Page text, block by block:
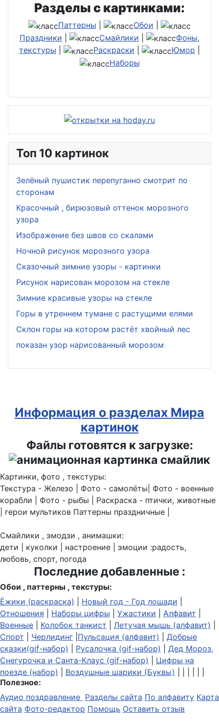
Разделы с картинками:
Паттерны Обои
Праздники
Смайлики
Фоны,
текстуры
Раскраски Юмор
Наборы
Топ 10 картинок
Зелёный пушистик перепуганно смотрит по
сторонам
Красочный , бирюзовый оттенок морозного
узора
Изображение без швов со скалами
Ночной рисунок морозного узора
Сказочный зимние узоры - картинки
Рисунок нарисован морозом на стекле
Зимние красивые узоры на стекле
Горы в утреннем тумане с растущими елями
Склон горы на котором растёт хвойный лес
показан узор нарисованный морозом
Информация о разделах Мира
картинок
Файлы готовятся к загрузке:
Картинки, фото , текстуры:
Текстура - Железо | Фото - самолёты| Фото - военные
корабли | Фото - рыбы | Раскраска - птички, животные
| герои мультиков Паттерны праздничные |
Смайлики , эмодзи , анимашки:
дети | куколки | настроение | эмоции :радость,
любовь, спорт, погода
Последние добавленные :
Обои , паттерны , текстуры:
Ёжики (раскраска)
Новый год - Год лошади
Отношения
Наборы цифры Ужастики Алфавит
Военные
Колобок танкист Летучая мышь (алфавит)
Спорт
Черлидинг Пульсация (алфавит)
Добрые
сказки(gif-набор)
Русалочка (gif-набор)
Дед Мороз,
Снегурочка и Санта-Клаус (gif-набор)
Цифры на
поезде (набор)
Воздушные шарики (Буквы)
Полезное:
Аудио поздравление Разделы сайта По алфавиту Карта
сайта Фото-редактор Помощь Оставить отзыв